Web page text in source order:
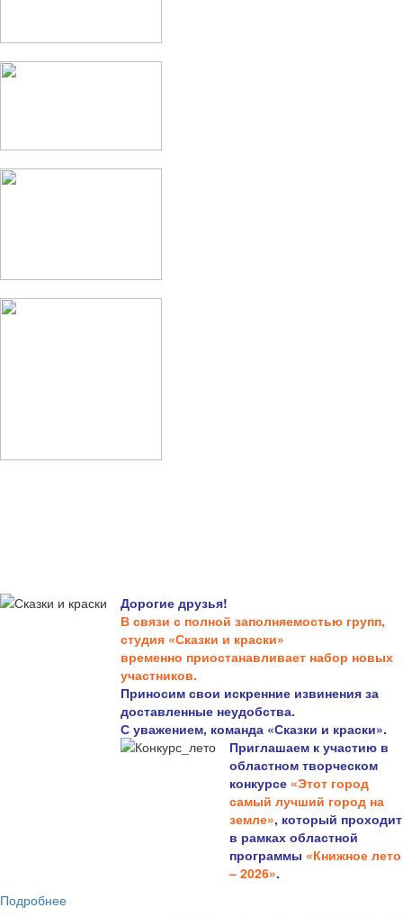
Дорогие друзья!
В связи с полной заполняемостью групп,
студия «Сказки и краски»
временно приостанавливает набор новых
участников.
Приносим свои искренние извинения за
доставленные неудобства.
С уважением, команда «Сказки и краски».
Приглашаем к участию в
областном творческом
конкурсе «Этот город
самый лучший город на
земле», который проходит
в рамках областной
программы «Книжное лето
– 2026».
Подробнее